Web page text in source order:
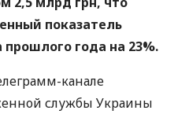
показатель
года на 23%.
канале
службы Украины